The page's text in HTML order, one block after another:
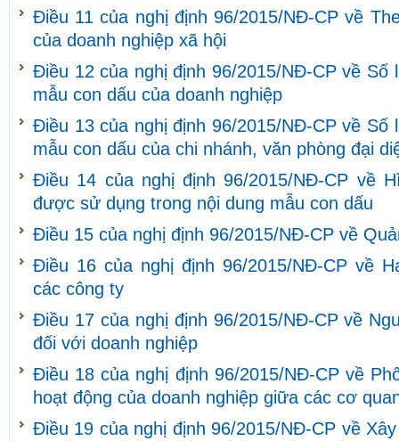
Điều 11 của nghị định 96/2015/NĐ-CP về
của doanh nghiệp xã hội
Điều 12 của nghị định 96/2015/NĐ-CP về
mẫu con dấu của doanh nghiệp
Điều 13 của nghị định 96/2015/NĐ-CP về
mẫu con dấu của chi nhánh, văn phòng đại
Điều 14 của nghị định 96/2015/NĐ-CP về
được sử dụng trong nội dung mẫu con dấu
Điều 15 của nghị định 96/2015/NĐ-CP về
Điều 16 của nghị định 96/2015/NĐ-CP về
các công ty
Điều 17 của nghị định 96/2015/NĐ-CP về
đối với doanh nghiệp
Điều 18 của nghị định 96/2015/NĐ-CP về
hoạt động của doanh nghiệp giữa các cơ
Điều 19 của nghị định 96/2015/NĐ-CP về